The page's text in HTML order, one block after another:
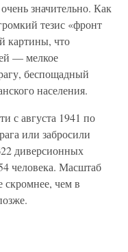
значительно. Как
тезис «фронт
картины, что
— мелкое
беспощадный
населения.
с августа 1941 по
или забросили
диверсионных
человека. Масштаб
чем в